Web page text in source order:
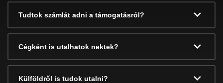
Tudtok számlát adni a támogatásról?
Cégként is utalhatok nektek?
Külföldről is tudok utalni?